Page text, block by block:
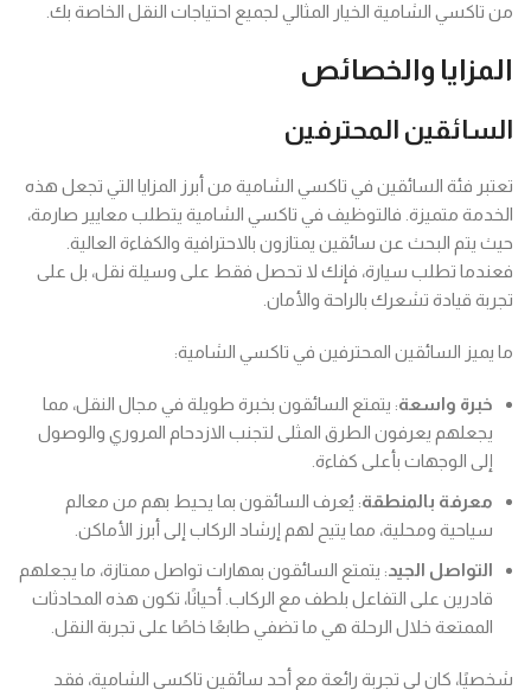
من تاكسي الشامية الخيار المثالي لجميع احتياجات النقل الخاصة بك.
المزايا والخصائص
السائقين المحترفين
تعتبر فئة السائقين في تاكسي الشامية من أبرز المزايا التي تجعل هذه
الخدمة متميزة. فالتوظيف في تاكسي الشامية يتطلب معايير صارمة،
حيث يتم البحث عن سائقين يمتازون بالاحترافية والكفاءة العالية.
فعندما تطلب سيارة، فإنك لا تحصل فقط على وسيلة نقل، بل على
تجربة قيادة تشعرك بالراحة والأمان.
ما يميز السائقين المحترفين في تاكسي الشامية:
خبرة واسعة: يتمتع السائقون بخبرة طويلة في مجال النقل، مما
يجعلهم يعرفون الطرق المثلى لتجنب الازدحام المروري والوصول
إلى الوجهات بأعلى كفاءة.
معرفة بالمنطقة: يُعرف السائقون بما يحيط بهم من معالم
سياحية ومحلية، مما يتيح لهم إرشاد الركاب إلى أبرز الأماكن.
التواصل الجيد: يتمتع السائقون بمهارات تواصل ممتازة، ما يجعلهم
قادرين على التفاعل بلطف مع الركاب. أحيانًا، تكون هذه المحادثات
الممتعة خلال الرحلة هي ما تضفي طابعًا خاصًا على تجربة النقل.
شخصيًا، كان لي تجربة رائعة مع أحد سائقين تاكسي الشامية، فقد